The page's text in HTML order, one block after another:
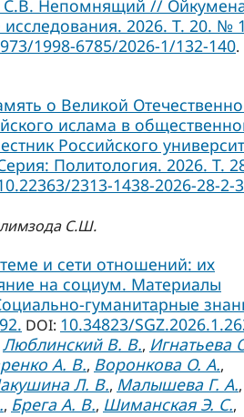
С.В. Непомнящий //
исследования. 2026. Т. 20. №
1998-6785/2026-1/132-140.
о Великой
ислама в
Российского
Политология. 2026. Т.
2313-1438-2026-28-2-
С.Ш.
и сети отношений: их
на социум. Материалы
гуманитарные
DOI: 10.34823/
Люблинский В. В., Игнатьева
А. В., Воронкова О. А.,
Л. В., Малышева Г. А.,
, Брега А. В., Шиманская Э. С.,